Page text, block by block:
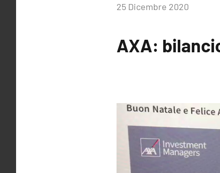
di
25 Dicembre 2020
AXA:
Video
Player